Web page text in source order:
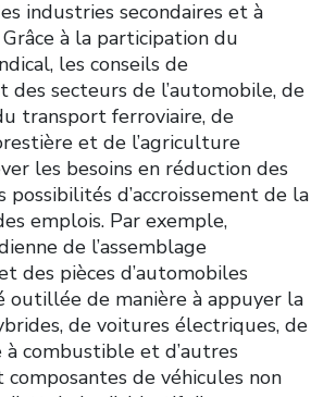
industries secondaires et à
à la participation du
les conseils de
des secteurs de l’automobile, de
transport ferroviaire, de
et de l’agriculture
les besoins en réduction des
possibilités d’accroissement de la
emplois. Par exemple,
de l’assemblage
des pièces d’automobiles
outillée de manière à appuyer la
de voitures électriques, de
combustible et d’autres
de véhicules non